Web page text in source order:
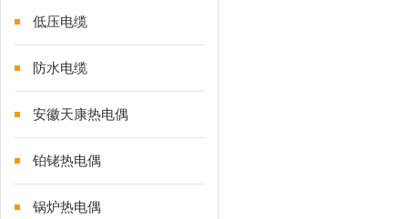
低压电缆
防水电缆
安徽天康热电偶
铂铑热电偶
锅炉热电偶